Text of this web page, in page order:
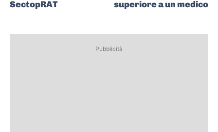
SectopRAT
superiore a un medico
Pubblicità